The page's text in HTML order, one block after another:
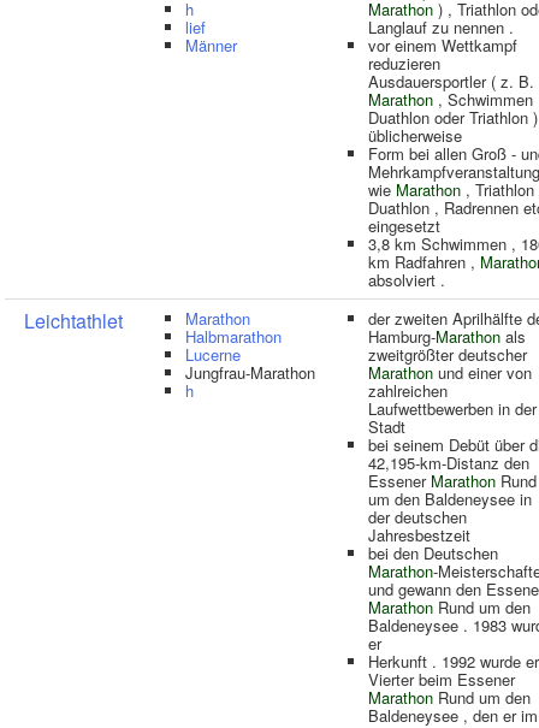
h
lief
Männer
Marathon ) , Triathlon
Langlauf zu nennen .
vor einem Wettkampf
reduzieren
Ausdauersportler ( z. B.
Marathon , Schwimmen
Duathlon oder Triathlon )
üblicherweise
Form bei allen Groß -
wie Marathon , Triathlon
Duathlon , Radrennen
eingesetzt
3,8 km Schwimmen ,
km Radfahren ,
absolviert .
Leichtathlet Marathon
Halbmarathon
Lucerne
Jungfrau-Marathon
h
der zweiten Aprilhälfte
Hamburg-Marathon als
zweitgrößter deutscher
Marathon und einer von
zahlreichen
Laufwettbewerben in der
Stadt
bei seinem Debüt über
42,195-km-Distanz den
Essener Marathon Rund
um den Baldeneysee in
der deutschen
Jahresbestzeit
bei den Deutschen
Marathon-
und gewann den
Marathon Rund um den
Baldeneysee . 1983
er
Herkunft . 1992 wurde er
Vierter beim Essener
Marathon Rund um den
Baldeneysee , den er im